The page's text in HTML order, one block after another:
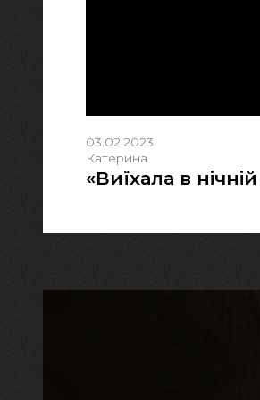
03.02.2023
Катерина
«Виїхала в